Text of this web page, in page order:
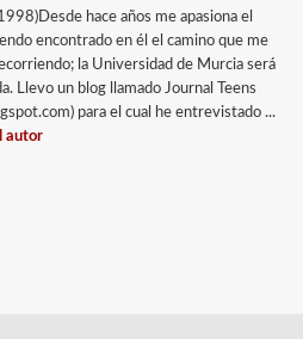
hace años me apasiona el
encontrado en él el camino que me
la Universidad de Murcia será
Llevo un blog llamado Journal Teens
para el cual he entrevistado ...
autor